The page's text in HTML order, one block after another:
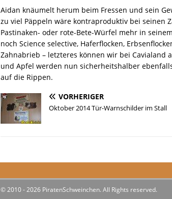
Aidan knäumelt herum beim Fressen und sein
zu viel Päppeln wäre kontraproduktiv bei seinen
Pastinaken- oder rote-Bete-Würfel mehr in
noch Science selective, Haferflocken,
Zahnabrieb – letzteres können wir bei Cavialand
und Apfel werden nun sicherheitshalber
auf die Rippen.
VORHERIGER
Oktober 2014 Tür-Warnschilder im Stall
© 2010 - 2026 PiratenSchweinchen. All Rights reserved.